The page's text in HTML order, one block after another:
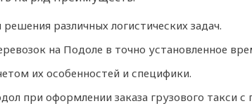
различных логистических задач.
на Подоле в точно установленное
их особенностей и специфики.
при оформлении заказа грузового такси с